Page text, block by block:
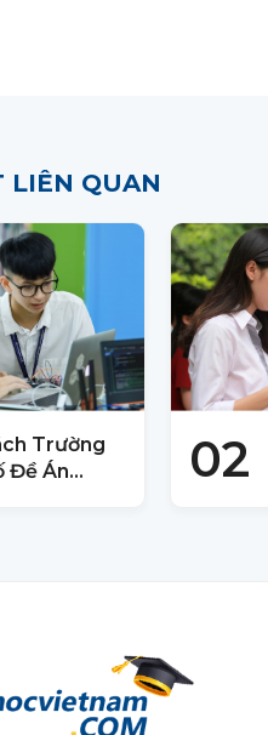
LIÊN QUAN
Trường
Đề Án
02